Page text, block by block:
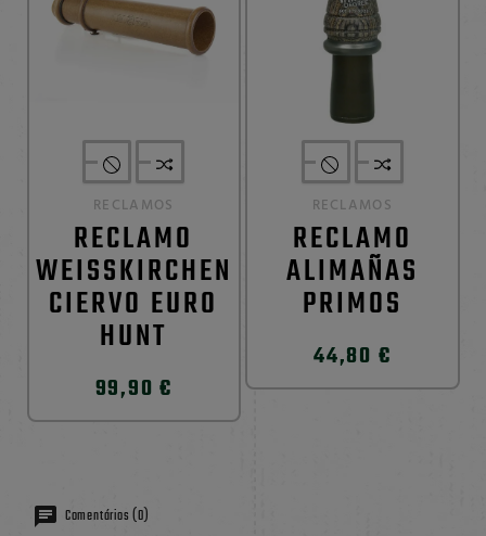
RECLAMOS
RECLAMO
WEISSKIRCHEN
CIERVO EURO
HUNT
99,90 €
RECLAMOS
RECLAMO
ALIMAÑAS
PRIMOS
44,80 €
Comentários (0)